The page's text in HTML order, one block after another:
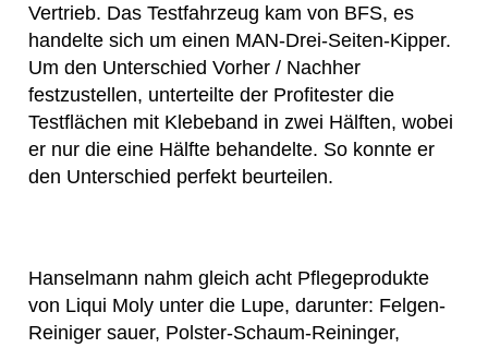
Vertrieb. Das Testfahrzeug kam von BFS, es
handelte sich um einen MAN-Drei-Seiten-Kipper.
Um den Unterschied Vorher / Nachher
festzustellen, unterteilte der Profitester die
Testflächen mit Klebeband in zwei Hälften, wobei
er nur die eine Hälfte behandelte. So konnte er
den Unterschied perfekt beurteilen.
Hanselmann nahm gleich acht Pflegeprodukte
von Liqui Moly unter die Lupe, darunter: Felgen-
Reiniger sauer, Polster-Schaum-Reininger,